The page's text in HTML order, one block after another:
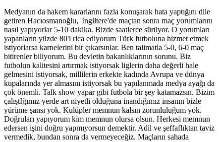
Medyanın da hakem kararlarını fazla konuşarak hata yaptığını dile
getiren Hacıosmanoğlu, 'İngiltere'de maçtan sonra maç yorumlarını
nasıl yapıyorlar 5-10 dakika. Bizde saatlerce sürüyor. O yorumları
yapanların yüzde 80'i rica ediyorum Türk futboluna hizmet etmek
istiyorlarsa karnelerini bir çıkarsınlar. Ben talimatla 5-0, 6-0 maç
bitirenler biliyorum. Bu devletin bakanlıklarının sorunu. Biz
futbolun kalitesini artırmak istiyorsak liglerin daha değerli hale
gelmesini istiyorsak, millilerin erkekte kadında Avrupa ve dünya
kupalarında yer almasını istiyorsak bu yapılanmada medya ayağı da
çok önemli. Talk show yapar gibi futbola bir şey katamazsın. Bizim
çalıştIğımız yerde art niyetli olduğuna inandığımız insanın bizle
yürüme şansı yok. Kulüpler memnun kalsın zorunluluğum yok.
Doğruları yapıyorum kim memnun olursa olsun. Herkesi memnun
edersen işini doğru yapmıyorsun demektir. Adil ve şeffaflıktan taviz
vermedik, bundan sonra da vermeyeceğiz. Maçların sahada